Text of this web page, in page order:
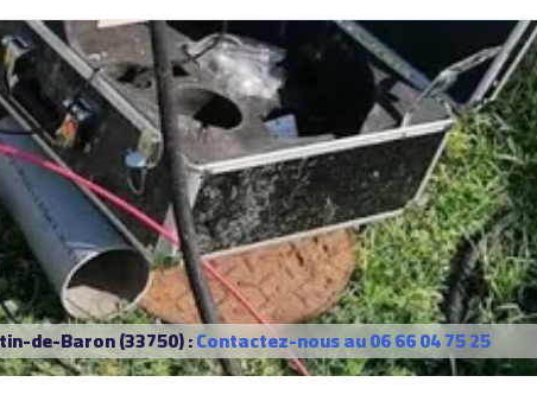
de-Baron (33750) :Contactez-nous au 06 66 04 75 25